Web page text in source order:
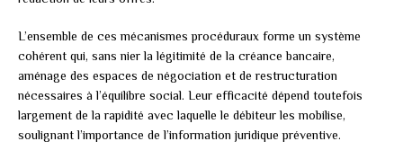
L’ensemble de ces mécanismes procéduraux forme un système
cohérent qui, sans nier la légitimité de la créance bancaire,
aménage des espaces de négociation et de restructuration
nécessaires à l’équilibre social. Leur efficacité dépend toutefois
largement de la rapidité avec laquelle le débiteur les mobilise,
soulignant l’importance de l’information juridique préventive.